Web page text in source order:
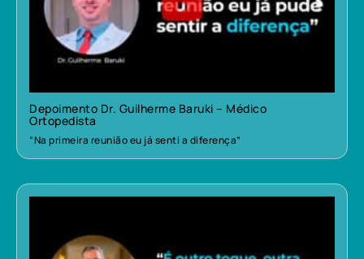
Depoimento Dr. Guilherme Baruki – Médico
Ortopedista
“Na primeira reunião eu já senti a diferença”